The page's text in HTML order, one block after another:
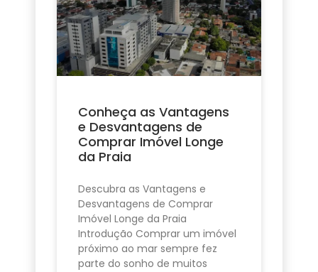
Conheça as Vantagens
e Desvantagens de
Comprar Imóvel Longe
da Praia
Descubra as Vantagens e
Desvantagens de Comprar
Imóvel Longe da Praia
Introdução Comprar um imóvel
próximo ao mar sempre fez
parte do sonho de muitos